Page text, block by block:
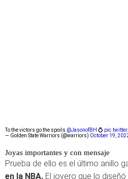
To the victors go the spoils. @JasonofBH 💍
— Golden State Warriors (@warriors) October 19,
Joyas importantes y con mensaje
Prueba de ello es el último anillo
en la NBA. El joyero que lo